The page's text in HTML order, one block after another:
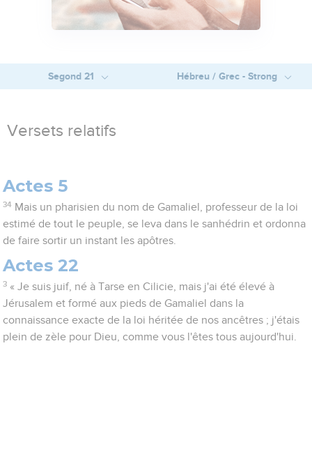
Segond 21 Hébreu / Grec - Strong
Versets relatifs
Actes 5
34 Mais un pharisien du nom de Gamaliel, professeur de la loi
estimé de tout le peuple, se leva dans le sanhédrin et ordonna
de faire sortir un instant les apôtres.
Actes 22
3 « Je suis juif, né à Tarse en Cilicie, mais j'ai été élevé à
Jérusalem et formé aux pieds de Gamaliel dans la
connaissance exacte de la loi héritée de nos ancêtres ; j'étais
plein de zèle pour Dieu, comme vous l'êtes tous aujourd'hui.